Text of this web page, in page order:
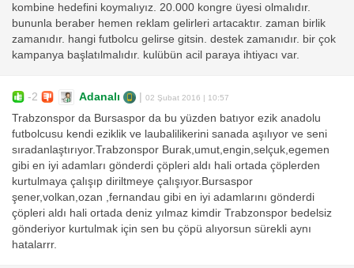
kombine hedefini koymalıyız. 20.000 kongre üyesi olmalıdır.
bununla beraber hemen reklam gelirleri artacaktır. zaman birlik
zamanıdır. hangi futbolcu gelirse gitsin. destek zamanıdır. bir çok
kampanya başlatılmalıdır. kulübün acil paraya ihtiyacı var.
-2 Adanalı 02 Şubat 2016 | 10:57
Trabzonspor da Bursaspor da bu yüzden batıyor ezik anadolu
futbolcusu kendi eziklik ve laubalilikerini sanada aşılıyor ve seni
sıradanlaştırıyor.Trabzonspor Burak,umut,engin,selçuk,egemen
gibi en iyi adamları gönderdi çöpleri aldı hali ortada çöplerden
kurtulmaya çalışıp diriltmeye çalışıyor.Bursaspor
şener,volkan,ozan ,fernandau gibi en iyi adamlarını gönderdi
çöpleri aldı hali ortada deniz yılmaz kimdir Trabzonspor bedelsiz
gönderiyor kurtulmak için sen bu çöpü alıyorsun sürekli aynı
hatalarrr.